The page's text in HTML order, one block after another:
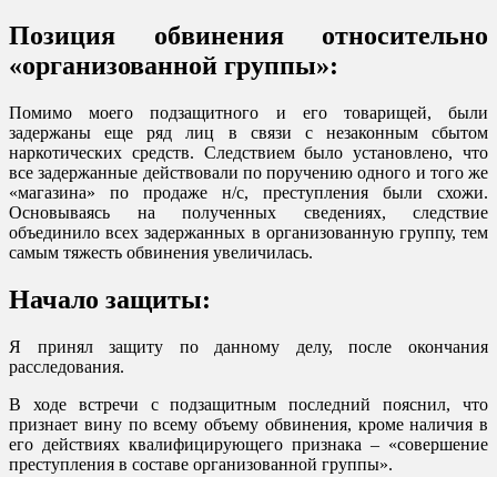
Позиция обвинения относительно
«организованной группы»:
Помимо моего подзащитного и его товарищей, были
задержаны еще ряд лиц в связи с незаконным сбытом
наркотических средств. Следствием было установлено, что
все задержанные действовали по поручению одного и того же
«магазина» по продаже н/с, преступления были схожи.
Основываясь на полученных сведениях, следствие
объединило всех задержанных в организованную группу, тем
самым тяжесть обвинения увеличилась.
Начало защиты:
Я принял защиту по данному делу, после окончания
расследования.
В ходе встречи с подзащитным последний пояснил, что
признает вину по всему объему обвинения, кроме наличия в
его действиях квалифицирующего признака – «совершение
преступления в составе организованной группы».